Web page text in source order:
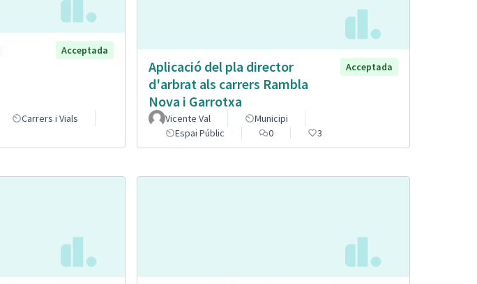
Acceptada
Carrers i Vials
Aplicació del pla director
d'arbrat als carrers Rambla
Nova i Garrotxa
Acceptada
Vicente Val
Municipi
Espai Públic
0 3